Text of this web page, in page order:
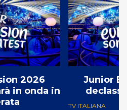
2026
in onda in
Junior
TV ITALIANA